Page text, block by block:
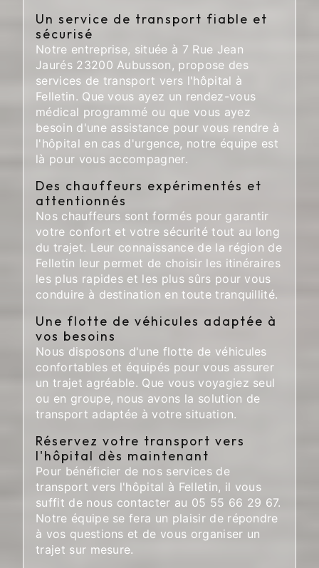
Un service de transport fiable et
sécurisé
Notre entreprise, située à 7 Rue Jean
Jaurés 23200 Aubusson, propose des
services de transport vers l'hôpital à
Felletin. Que vous ayez un rendez-vous
médical programmé ou que vous ayez
besoin d'une assistance pour vous rendre à
l'hôpital en cas d'urgence, notre équipe est
là pour vous accompagner.
Des chauffeurs expérimentés et
attentionnés
Nos chauffeurs sont formés pour garantir
votre confort et votre sécurité tout au long
du trajet. Leur connaissance de la région de
Felletin leur permet de choisir les itinéraires
les plus rapides et les plus sûrs pour vous
conduire à destination en toute tranquillité.
Une flotte de véhicules adaptée à
vos besoins
Nous disposons d'une flotte de véhicules
confortables et équipés pour vous assurer
un trajet agréable. Que vous voyagiez seul
ou en groupe, nous avons la solution de
transport adaptée à votre situation.
Réservez votre transport vers
l'hôpital dès maintenant
Pour bénéficier de nos services de
transport vers l'hôpital à Felletin, il vous
suffit de nous contacter au 05 55 66 29 67.
Notre équipe se fera un plaisir de répondre
à vos questions et de vous organiser un
trajet sur mesure.